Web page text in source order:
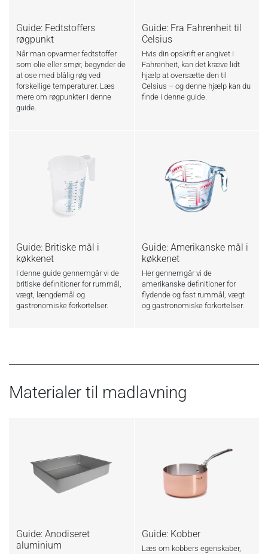
Guide: Fedtstoffers
røgpunkt
Når man opvarmer fedtstoffer
som olie eller smør, begynder de
at ose med blålig røg ved
forskellige temperaturer. Læs
mere om røgpunkter i denne
guide.
Guide: Fra Fahrenheit til
Celsius
Hvis din opskrift er angivet i
Fahrenheit, kan det kræve lidt
hjælp at oversætte den til
Celsius – og denne hjælp kan du
finde i denne guide.
Guide: Britiske mål i
køkkenet
I denne guide gennemgår vi de
britiske definitioner for rummål,
vægt, længdemål og
gastronomiske forkortelser.
Guide: Amerikanske mål i
køkkenet
Her gennemgår vi de
amerikanske definitioner for
flydende og fast rummål, vægt
og gastronomiske forkortelser.
Materialer til madlavning
Guide: Anodiseret
aluminium
Guide: Kobber
Læs om kobbers egenskaber,